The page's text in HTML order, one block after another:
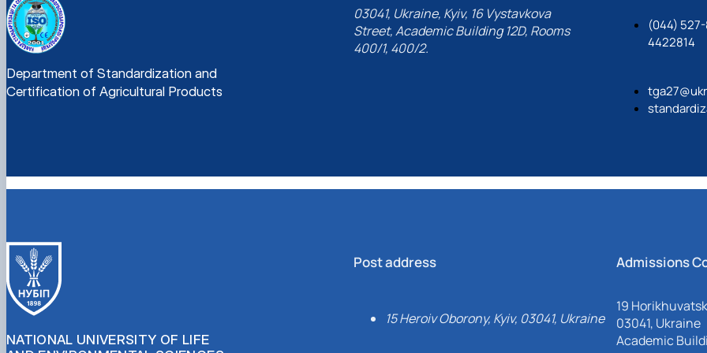
Department of Standardization and
Certification of Agricultural Products
03041, Ukraine, Kyiv, 16 Vystavkova
Street, Academic Building 12D, Rooms
400/1, 400/2.
(044)
4422814
NATIONAL UNIVERSITY OF LIFE
Post address
15 Heroiv Oborony, Kyiv, 03041, Ukraine
Admissions
19
03041, Ukraine
Academic